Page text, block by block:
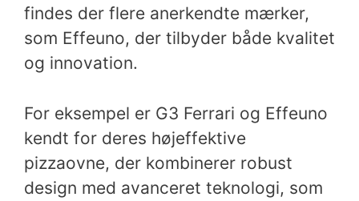
findes der flere anerkendte mærker,
som Effeuno, der tilbyder både kvalitet
og innovation.
For eksempel er G3 Ferrari og Effeuno
kendt for deres højeffektive
pizzaovne, der kombinerer robust
design med avanceret teknologi, som